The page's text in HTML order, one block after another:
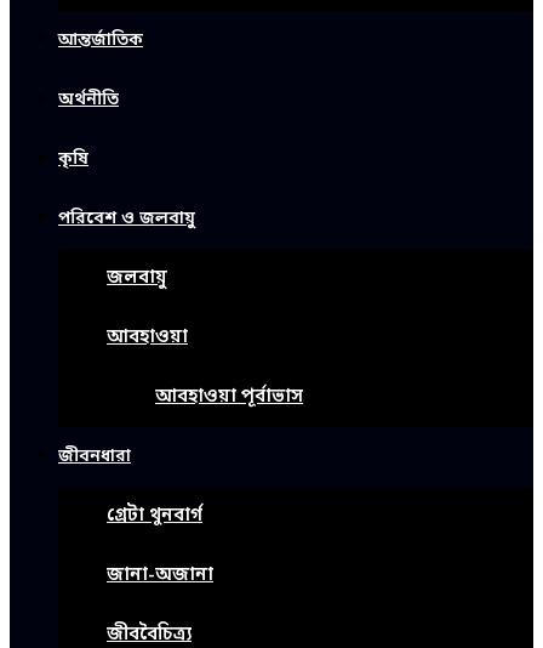
আন্তর্জাতিক
অর্থনীতি
কৃষি
পরিবেশ ও জলবায়ু
জলবায়ু
আবহাওয়া
আবহাওয়া পূর্বাভাস
জীবনধারা
গ্রেটা থুনবার্গ
জানা-অজানা
জীববৈচিত্র্য